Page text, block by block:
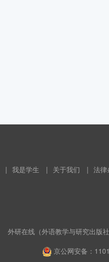
| 我是学生 | 关于我们 | 法律
外研在线（外语教学与研究出版
京公网安备：